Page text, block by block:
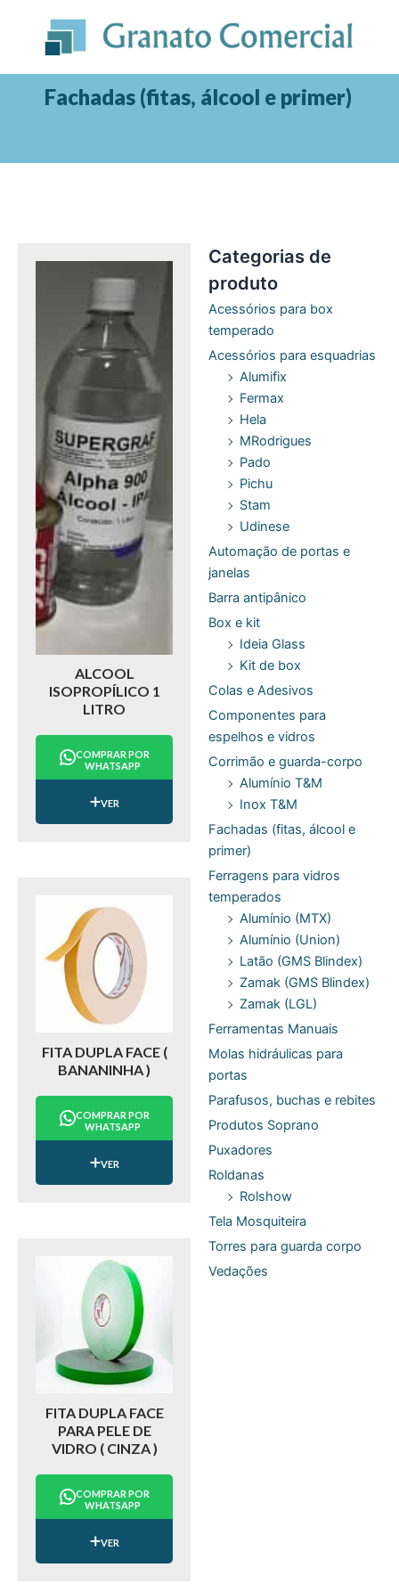
conteúdo
Fachadas (fitas, álcool e primer)
Categorias de
produto
Acessórios para box
temperado
Acessórios para esquadrias
Alumifix
Fermax
Hela
MRodrigues
Pado
Pichu
Stam
Udinese
Automação de portas e
janelas
Barra antipânico
Box e kit
Ideia Glass
Kit de box
Colas e Adesivos
Componentes para
espelhos e vidros
Corrimão e guarda-corpo
Alumínio T&M
Inox T&M
Fachadas (fitas, álcool e
primer)
Ferragens para vidros
temperados
Alumínio (MTX)
Alumínio (Union)
Latão (GMS Blindex)
Zamak (GMS Blindex)
Zamak (LGL)
Ferramentas Manuais
Molas hidráulicas para
portas
Parafusos, buchas e rebites
Produtos Soprano
Puxadores
Roldanas
Rolshow
Tela Mosquiteira
Torres para guarda corpo
Vedações
ALCOOL
ISOPROPÍLICO 1
LITRO
COMPRAR POR
WHATSAPP
VER
FITA DUPLA FACE (
BANANINHA )
COMPRAR POR
WHATSAPP
VER
FITA DUPLA FACE
PARA PELE DE
VIDRO ( CINZA )
COMPRAR POR
WHATSAPP
VER